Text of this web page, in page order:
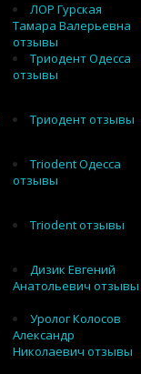
ЛОР Гурская
Тамара Валерьевна
отзывы
Триодент Одесса
отзывы
Триодент отзывы
Triodent Одесса
отзывы
Triodent отзывы
Дизик Евгений
Анатольевич отзывы
Уролог Колосов
Александр
Николаевич отзывы